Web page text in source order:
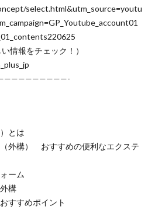
select.html&utm_source=youtu
情報をチェック！）
とは
外構） おすすめの便利なエクステ
ーム
構
すすめポイント